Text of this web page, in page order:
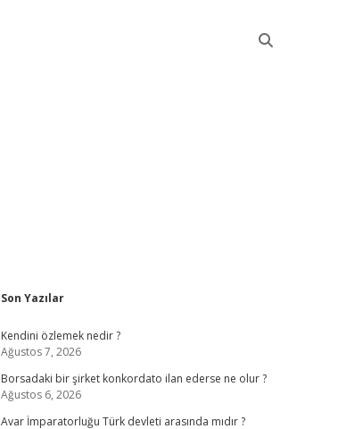
Sidebar
Son Yazılar
Kendini özlemek nedir ?
Ağustos 7, 2026
Borsadaki bir şirket konkordato ilan ederse ne olur ?
Ağustos 6, 2026
Avar İmparatorluğu Türk devleti arasında mıdır ?